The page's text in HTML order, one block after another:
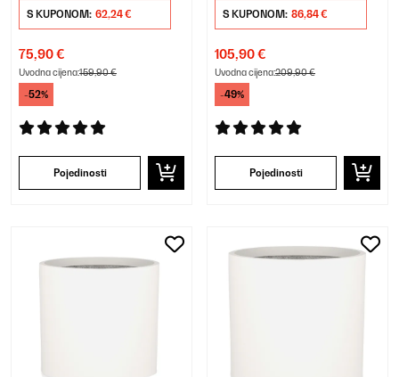
S KUPONOM: 62,24 €
75,90 €
Uvodna cijena:159,90 €
-52%
Pojedinosti
S KUPONOM: 86,84 €
105,90 €
Uvodna cijena:209,90 €
-49%
Pojedinosti